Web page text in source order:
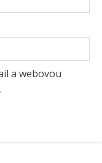
a webovou